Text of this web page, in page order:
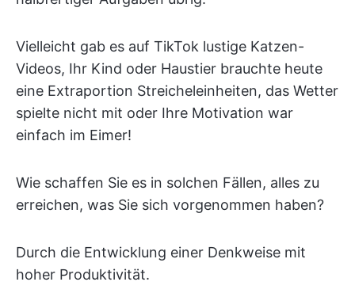
Vielleicht gab es auf TikTok lustige Katzen-
Videos, Ihr Kind oder Haustier brauchte heute
eine Extraportion Streicheleinheiten, das Wetter
spielte nicht mit oder Ihre Motivation war
einfach im Eimer!
Wie schaffen Sie es in solchen Fällen, alles zu
erreichen, was Sie sich vorgenommen haben?
Durch die Entwicklung einer Denkweise mit
hoher Produktivität.